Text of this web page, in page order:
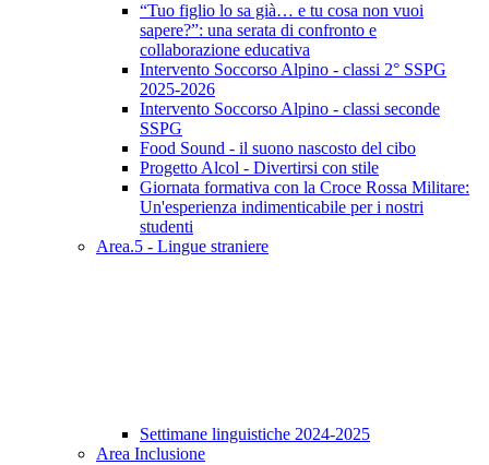
“Tuo figlio lo sa già… e tu cosa non vuoi
sapere?”: una serata di confronto e
collaborazione educativa
Intervento Soccorso Alpino - classi 2° SSPG
2025-2026
Intervento Soccorso Alpino - classi seconde
SSPG
Food Sound - il suono nascosto del cibo
Progetto Alcol - Divertirsi con stile
Giornata formativa con la Croce Rossa Militare:
Un'esperienza indimenticabile per i nostri
studenti
Area.5 - Lingue straniere
Settimane linguistiche 2024-2025
Area Inclusione